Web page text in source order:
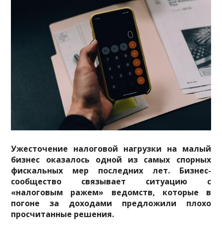
Ужесточение налоговой нагрузки на малый
бизнес оказалось одной из самых спорных
фискальных мер последних лет. Бизнес-
сообщество связывает ситуацию с
«налоговым ражем» ведомств, которые в
погоне за доходами предложили плохо
просчитанные решения.